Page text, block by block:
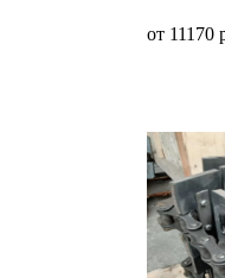
от 11170